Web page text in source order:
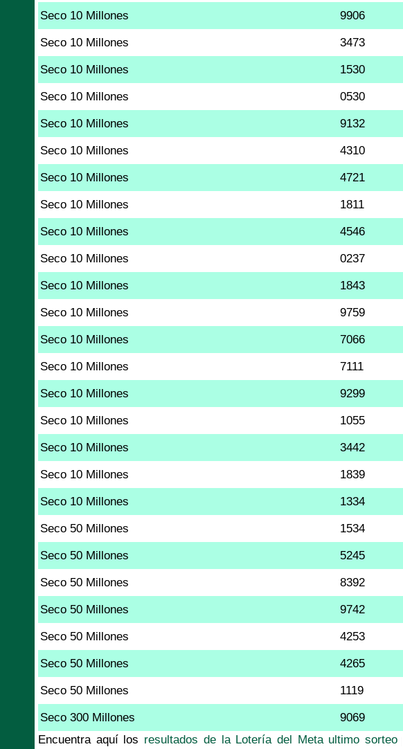
Seco 10 Millones 9906
Seco 10 Millones 3473
Seco 10 Millones 1530
Seco 10 Millones 0530
Seco 10 Millones 9132
Seco 10 Millones 4310
Seco 10 Millones 4721
Seco 10 Millones 1811
Seco 10 Millones 4546
Seco 10 Millones 0237
Seco 10 Millones 1843
Seco 10 Millones 9759
Seco 10 Millones 7066
Seco 10 Millones 7111
Seco 10 Millones 9299
Seco 10 Millones 1055
Seco 10 Millones 3442
Seco 10 Millones 1839
Seco 10 Millones 1334
Seco 50 Millones 1534
Seco 50 Millones 5245
Seco 50 Millones 8392
Seco 50 Millones 9742
Seco 50 Millones 4253
Seco 50 Millones 4265
Seco 50 Millones 1119
Seco 300 Millones 9069
Encuentra aquí los resultados de la Lotería del Meta ultimo sorteo